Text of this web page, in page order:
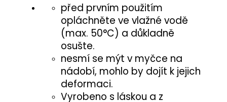
před prvním použitím
opláchněte ve vlažné vodě
(max. 50°C) a důkladně
osušte.
nesmí se mýt v myčce na
nádobí, mohlo by dojít k jejich
deformaci.
Vyrobeno s láskou a z